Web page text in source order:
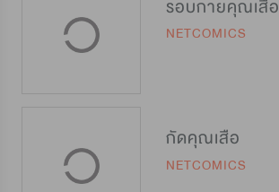
รอบกายคุณเสือ
NETCOMICS
กัดคุณเสือ
NETCOMICS